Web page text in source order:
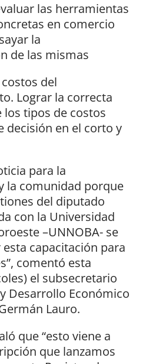
las herramientas
en comercio
la
de las mismas
del
Lograr la correcta
los tipos de costos
decisión en el corto y
para la
la comunidad porque
del diputado
con la Universidad
–UNNOBA- se
capacitación para
comentó esta
el subsecretario
Desarrollo Económico
Lauro.
que “esto viene a
que lanzamos